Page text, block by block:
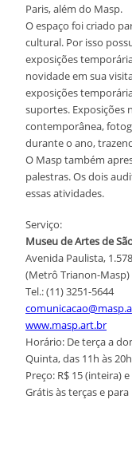
Paris, além do Masp.
O espaço foi criado
cultural. Por isso
exposições
novidade em sua
exposições
suportes. Exposições
contemporânea,
durante o ano,
O Masp também
palestras. Os dois
essas atividades.
Serviço:
Museu de Artes de
Avenida Paulista,
(Metrô Trianon-Masp)
Tel.: (11) 3251-5644
www.masp.art.br
Horário: De terça a
Quinta, das 11h às 20h
Preço: R$ 15 (inteira)
Grátis às terças e